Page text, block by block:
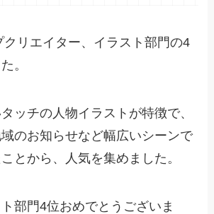
クリエイター、イラスト部門の4
。
ッチの人物イラストが特徴で、
のお知らせなど幅広いシーンで
とから、人気を集めました。
部門4位おめでとうございま